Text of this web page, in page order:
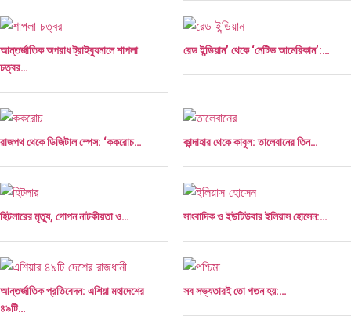
আন্তর্জাতিক অপরাধ ট্রাইব্যুনালে শাপলা
চত্বর…
রেড ইন্ডিয়ান’ থেকে ‘নেটিভ আমেরিকান’:…
রাজপথ থেকে ডিজিটাল স্পেস: ‘ককরোচ… কান্দাহার থেকে কাবুল: তালেবানের তিন…
হিটলারের মৃত্যু, গোপন নাটকীয়তা ও… সাংবাদিক ও ইউটিউবার ইলিয়াস হোসেন:…
আন্তর্জাতিক প্রতিবেদন: এশিয়া মহাদেশের
৪৯টি…
সব সভ্যতারই তো পতন হয়:…